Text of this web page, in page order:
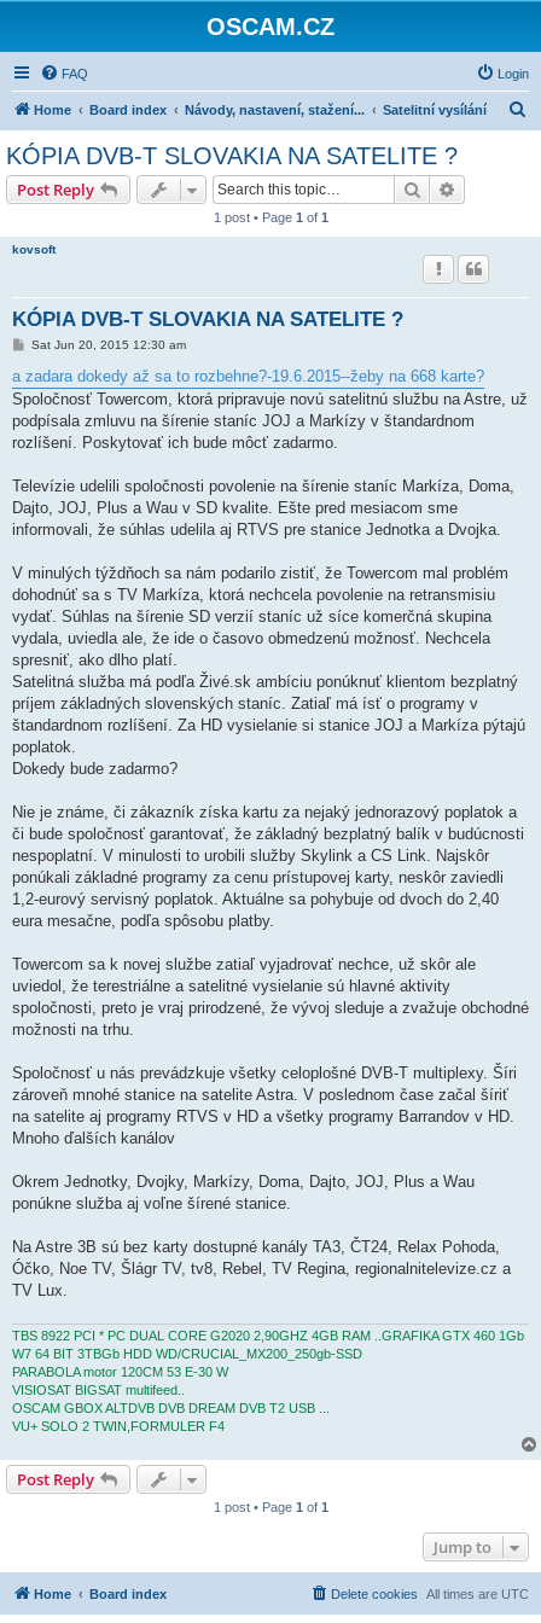
OSCAM.CZ
FAQ Login
Home Board index Návody, nastavení, stažení... Satelitní vysílání
KÓPIA DVB-T SLOVAKIA NA SATELITE ?
Post Reply Search
1 post • Page 1 of 1
kovsoft
KÓPIA DVB-T SLOVAKIA NA SATELITE ?
P
s
t
Sat Jun 20, 2015 12:30 am
a zadara dokedy až sa to rozbehne?-19.6.2015--žeby na 668 karte?
Spoločnosť Towercom, ktorá pripravuje novú satelitnú službu na Astre, už
podpísala zmluvu na šírenie staníc JOJ a Markízy v štandardnom
rozlíšení. Poskytovať ich bude môcť zadarmo.
Televízie udelili spoločnosti povolenie na šírenie staníc Markíza, Doma,
Dajto, JOJ, Plus a Wau v SD kvalite. Ešte pred mesiacom sme
informovali, že súhlas udelila aj RTVS pre stanice Jednotka a Dvojka.
V minulých týždňoch sa nám podarilo zistiť, že Towercom mal problém
dohodnúť sa s TV Markíza, ktorá nechcela povolenie na retransmisiu
vydať. Súhlas na šírenie SD verzií staníc už síce komerčná skupina
vydala, uviedla ale, že ide o časovo obmedzenú možnosť. Nechcela
spresniť, ako dlho platí.
Satelitná služba má podľa Živé.sk ambíciu ponúknuť klientom bezplatný
príjem základných slovenských staníc. Zatiaľ má ísť o programy v
štandardnom rozlíšení. Za HD vysielanie si stanice JOJ a Markíza pýtajú
poplatok.
Dokedy bude zadarmo?
Nie je známe, či zákazník získa kartu za nejaký jednorazový poplatok a
či bude spoločnosť garantovať, že základný bezplatný balík v budúcnosti
nespoplatní. V minulosti to urobili služby Skylink a CS Link. Najskôr
ponúkali základné programy za cenu prístupovej karty, neskôr zaviedli
1,2-eurový servisný poplatok. Aktuálne sa pohybuje od dvoch do 2,40
eura mesačne, podľa spôsobu platby.
Towercom sa k novej službe zatiaľ vyjadrovať nechce, už skôr ale
uviedol, že terestriálne a satelitné vysielanie sú hlavné aktivity
spoločnosti, preto je vraj prirodzené, že vývoj sleduje a zvažuje obchodné
možnosti na trhu.
Spoločnosť u nás prevádzkuje všetky celoplošné DVB-T multiplexy. Šíri
zároveň mnohé stanice na satelite Astra. V poslednom čase začal šíriť
na satelite aj programy RTVS v HD a všetky programy Barrandov v HD.
Mnoho ďalších kanálov
Okrem Jednotky, Dvojky, Markízy, Doma, Dajto, JOJ, Plus a Wau
ponúkne služba aj voľne šírené stanice.
Na Astre 3B sú bez karty dostupné kanály TA3, ČT24, Relax Pohoda,
Óčko, Noe TV, Šlágr TV, tv8, Rebel, TV Regina, regionalnitelevize.cz a
TV Lux.
TBS 8922 PCI * PC DUAL CORE G2020 2,90GHZ 4GB RAM ..GRAFIKA GTX 460 1Gb
W7 64 BIT 3TBGb HDD WD/CRUCIAL_MX200_250gb-SSD
PARABOLA motor 120CM 53 E-30 W
VISIOSAT BIGSAT multifeed..
OSCAM GBOX ALTDVB DVB DREAM DVB T2 USB ...
VU+ SOLO 2 TWIN,FORMULER F4
Post Reply
1 post • Page 1 of 1
Jump to
Home Board index All times are UTC
Delete cookies